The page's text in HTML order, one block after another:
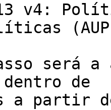
13 v4:
será
dentro de
a partir